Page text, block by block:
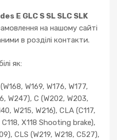
E GLC S SL SLC SLK
на нашому сайті
в розділі контакти.
як:
W169, W176, W177,
W247), C (W202, W203,
W215, W216), CLA (C117,
X118 Shooting brake),
CLS (W219, W218, C527),